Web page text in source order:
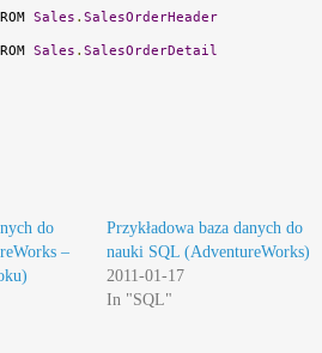
Sales . SalesOrderHeader
Sales . SalesOrderDetail
do
–
Przykładowa baza danych do
nauki SQL (AdventureWorks)
2011-01-17
In "SQL"